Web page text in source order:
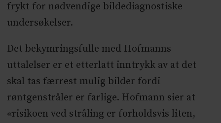
frykt for nødvendige bildediagnostiske
undersøkelser.
Det bekymringsfulle med Hofmanns
uttalelser er et etterlatt inntrykk av at det
skal tas færrest mulig bilder fordi
røntgenstråler er farlige. Hofmann sier at
«risikoen ved stråling er forholdsvis liten,